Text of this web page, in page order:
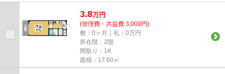
3.8万円
(管理費・共益費 3,000円)
敷：0ヶ月｜礼：0万円
所在階：2階
間取り：1K
面積：17.60㎡